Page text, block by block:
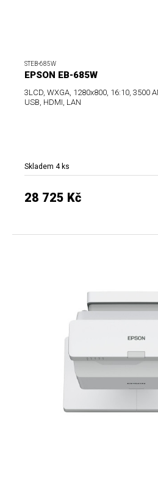
STEB-685W
EPSON EB-685W
3LCD, WXGA, 1280x800, 16:10, 3500
USB, HDMI, LAN
Skladem 4 ks
28 725 Kč